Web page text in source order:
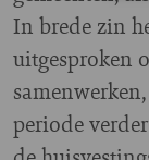
In brede zin
uitgesproken
periode